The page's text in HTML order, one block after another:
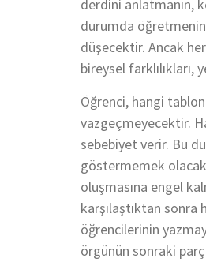
derdini anlatmanın,
durumda
düşecektir. Ancak
bireysel
Öğrenci, hangi
vazgeçmeyecektir.
sebebiyet verir. Bu
göstermemek
oluşmasına engel
karşılaştıktan sonra
öğrencilerinin
örgünün sonraki